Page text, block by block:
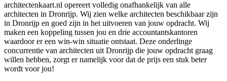
architectenkaart.nl opereert volledig onafhankelijk van alle
architecten in Dronrijp. Wij zien welke architecten beschikbaar zijn
in Dronrijp en goed zijn in het uitvoeren van jouw opdracht. Wij
maken een koppeling tussen jou en drie accountantskantoren
waardoor er een win-win situatie ontstaat. Deze onderlinge
concurrentie van architecten uit Dronrijp die jouw opdracht graag
willen hebben, zorgt er namelijk voor dat de prijs een stuk beter
wordt voor jou!